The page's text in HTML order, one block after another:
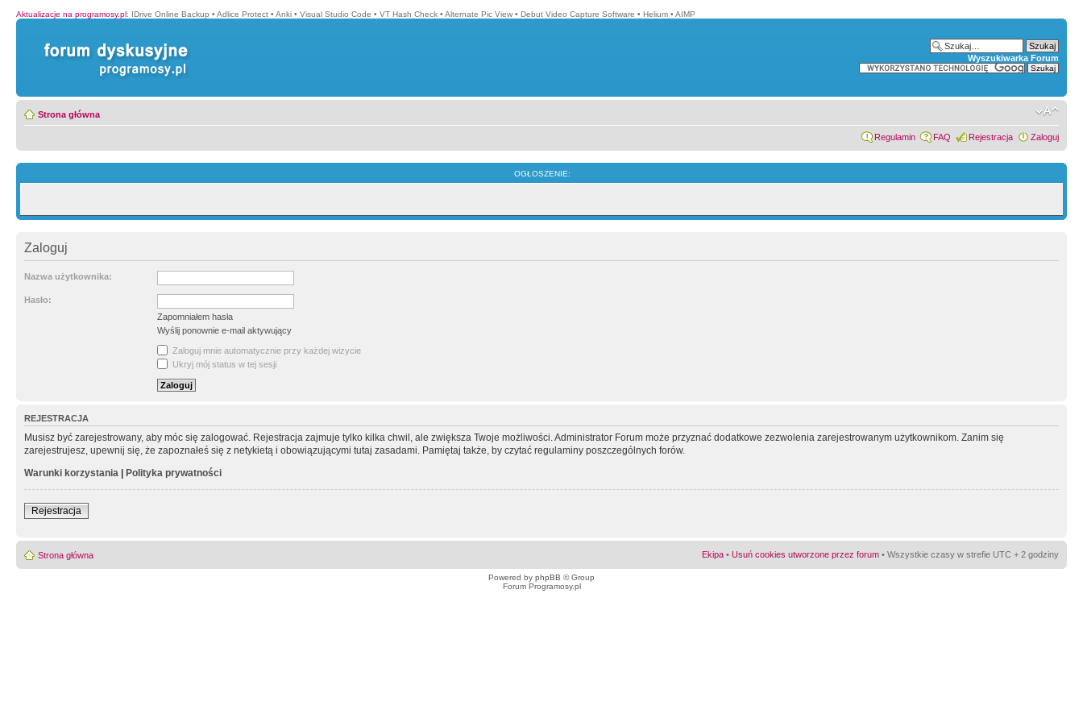
Aktualizacje na programosy.pl: IDrive Online Backup • Adlice Protect • Anki • Visual Studio Code • VT Hash Check • Alternate Pic View • Debut Video Capture Software • Helium • AIMP
Wyszukiwarka Forum
Strona główna
Regulamin FAQ Rejestracja Zaloguj
OGŁOSZENIE:
Zaloguj
Nazwa użytkownika:
Hasło:
Zapomniałem hasła
Wyślij ponownie e-mail aktywujący
Zaloguj mnie automatycznie przy każdej wizycie
Ukryj mój status w tej sesji
REJESTRACJA
Musisz być zarejestrowany, aby móc się zalogować. Rejestracja zajmuje tylko kilka chwil, ale zwiększa Twoje możliwości. Administrator Forum może przyznać dodatkowe zezwolenia zarejestrowanym użytkownikom. Zanim się
zarejestrujesz, upewnij się, że zapoznałeś się z netykietą i obowiązującymi tutaj zasadami. Pamiętaj także, by czytać regulaminy poszczególnych forów.
Warunki korzystania | Polityka prywatności
Rejestracja
Strona główna Ekipa • Usuń cookies utworzone przez forum • Wszystkie czasy w strefie UTC + 2 godziny
Powered by phpBB © Group
Forum Programosy.pl